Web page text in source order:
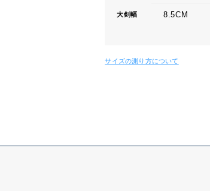
大剣幅 8.5CM
サイズの測り方について